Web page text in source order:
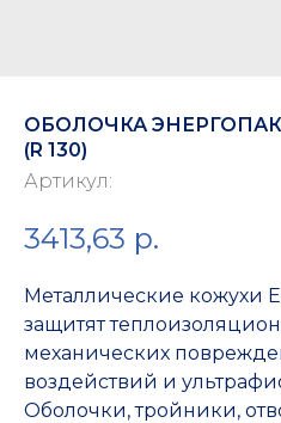
ОБОЛОЧКА ЭНЕРГОПАК
(R 130)
Артикул:
3413,63 р.
Металлические кожухи
защитят
механических
воздействий и
Оболочки, тройники,